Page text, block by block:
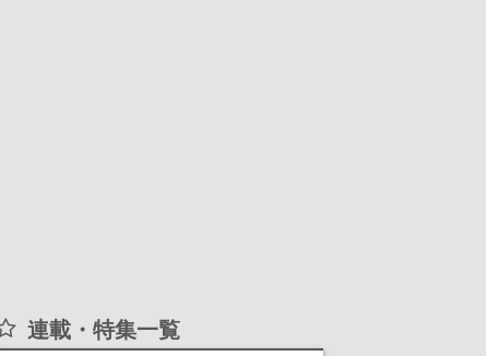
連載・特集一覧